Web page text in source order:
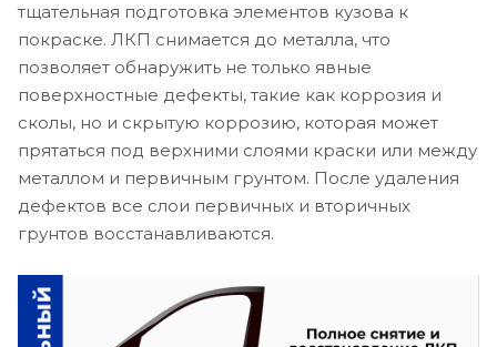
тщательная подготовка элементов кузова к
покраске. ЛКП снимается до металла, что
позволяет обнаружить не только явные
поверхностные дефекты, такие как коррозия и
сколы, но и скрытую коррозию, которая может
прятаться под верхними слоями краски или между
металлом и первичным грунтом. После удаления
дефектов все слои первичных и вторичных
грунтов восстанавливаются.